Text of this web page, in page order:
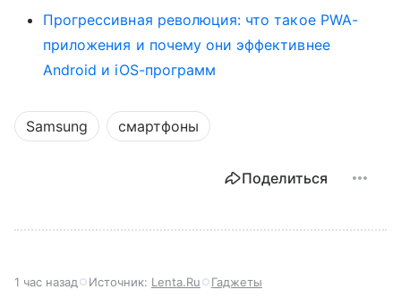
Прогрессивная революция: что такое PWA-
приложения и почему они эффективнее
Android и iOS-программ
Samsung смартфоны
Поделиться
1 час назад Источник: Lenta.Ru Гаджеты